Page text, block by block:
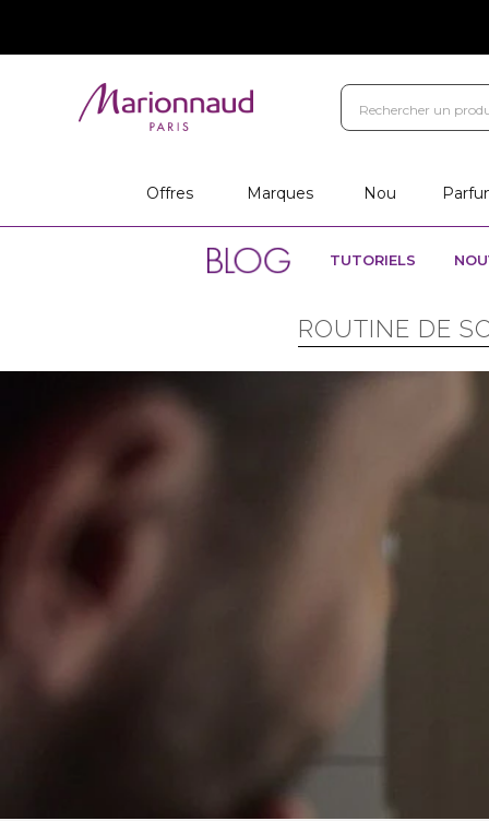
Offres Marques Nou
TUTORIELS
ROUTINE DE